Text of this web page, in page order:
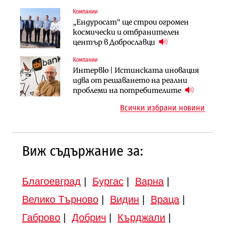
Компании
„Ендуросат“ ще строи огромен
космически и отбранителен
център в Доброславци
Компании
Интервю | Истинската иновация
идва от решаването на реални
проблеми на потребителите
Компании
„Хювефарма“ подписа договор за
придобиване на Euroapi Italy
Инфраструктура
АПИ възложи промяната на
парцеларния план за
Градоустройство
Столична община избра
изпълнител за преместването на
трамвайното трасе по бул.
Инфраструктура
Вторият мост над Варненското
езеро става част от бъдещата
Всички избрани новини
Виж съдържание за:
Благоевград Бургас| Варна|
Велико Търново| Видин Враца|
Габрово| Добрич Кърджали